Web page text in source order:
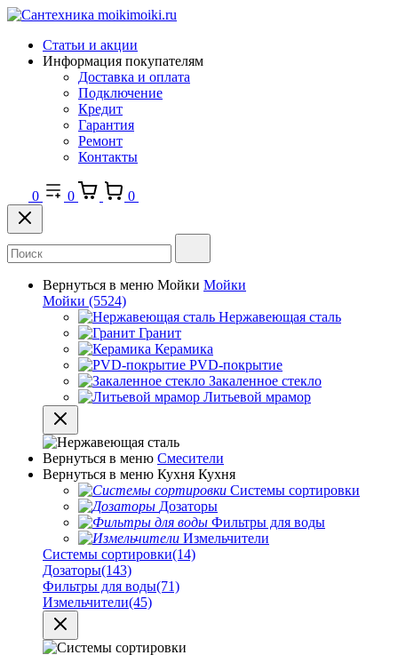
Статьи и акции
Информация покупателям
Доставка и оплата
Подключение
Кредит
Гарантия
Ремонт
Контакты
0 0 0
Вернуться в меню Мойки Мойки
Мойки (5524)
Нержавеющая сталь
Гранит
Керамика
PVD-покрытие
Закаленное стекло
Литьевой мрамор
Вернуться в меню Смесители
Вернуться в меню Кухня Кухня
Системы сортировки
Дозаторы
Фильтры для воды
Измельчители
Системы сортировки(14)
Дозаторы(143)
Фильтры для воды(71)
Измельчители(45)